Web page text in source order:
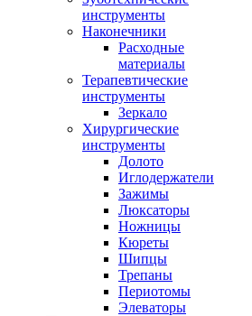
инструменты
Наконечники
Расходные
материалы
Терапевтические
инструменты
Зеркало
Хирургические
инструменты
Долото
Иглодержатели
Зажимы
Люксаторы
Ножницы
Кюреты
Шипцы
Трепаны
Периотомы
Элеваторы